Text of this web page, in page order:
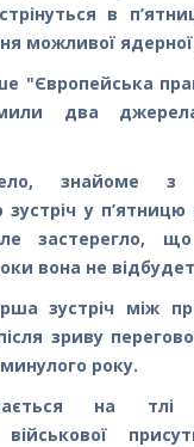
в
можливої
"Європейська
два
знайоме з
у
застерегло,
вона не
зустріч між
зриву
року.
на тлі
військової